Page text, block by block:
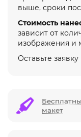
выше, сроки
Стоимость
зависит от
изображения и
Оставьте
макет